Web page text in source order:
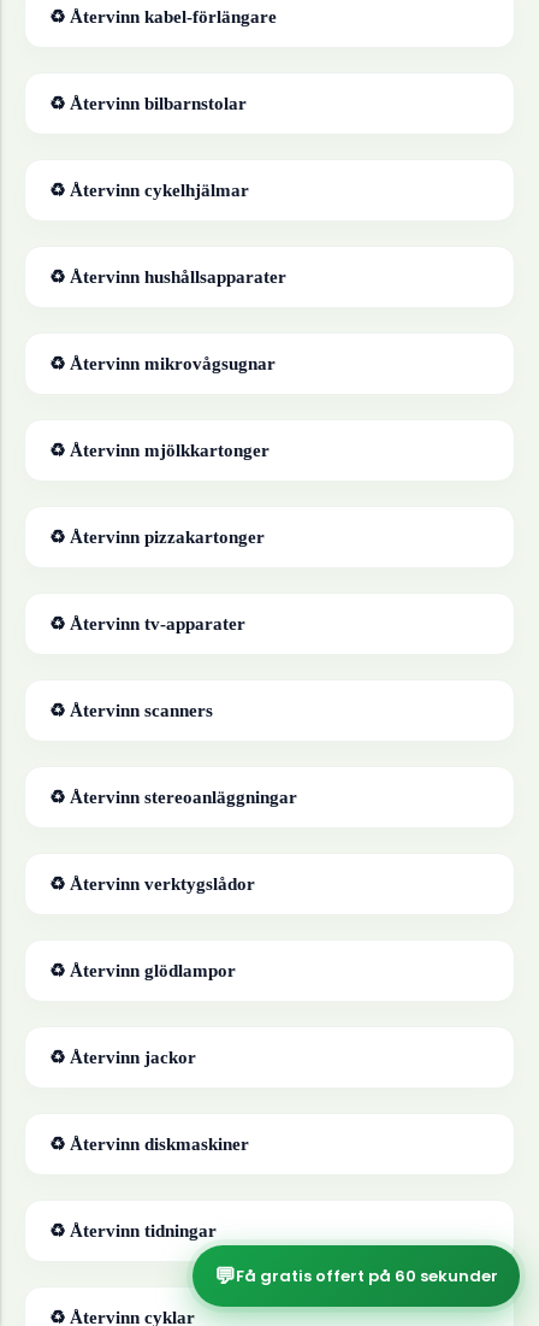
♻ Återvinn kabel-förlängare
♻ Återvinn bilbarnstolar
♻ Återvinn cykelhjälmar
♻ Återvinn hushållsapparater
♻ Återvinn mikrovågsugnar
♻ Återvinn mjölkkartonger
♻ Återvinn pizzakartonger
♻ Återvinn tv-apparater
♻ Återvinn scanners
♻ Återvinn stereoanläggningar
♻ Återvinn verktygslådor
♻ Återvinn glödlampor
♻ Återvinn jackor
♻ Återvinn diskmaskiner
♻ Återvinn tidningar
♻ Återvinn cyklar
💬Få gratis offert på 60 sekunder